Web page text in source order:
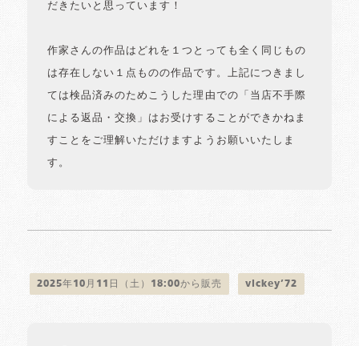
だきたいと思っています！
作家さんの作品はどれを１つとっても全く同じもの
は存在しない１点ものの作品です。上記につきまし
ては検品済みのためこうした理由での「当店不手際
による返品・交換」はお受けすることができかねま
すことをご理解いただけますようお願いいたしま
す。
2025年10月11日（土）18:00から販売 vickey’72